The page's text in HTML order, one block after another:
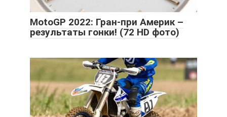
MotoGP 2022: Гран-при Америк –
результаты гонки! (72 HD фото)